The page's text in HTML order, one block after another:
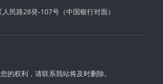
民路28癸-107号（中国银行对面）
权利，请联系我站将及时删除。